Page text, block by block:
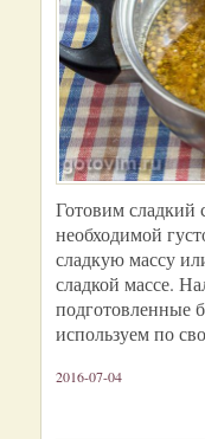
Готовим сладкий
необходимой
сладкую массу
сладкой массе.
подготовленные
используем по
2016-07-04